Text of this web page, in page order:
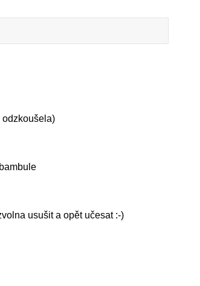
odzkoušela)
usušit a opět učesat :-)